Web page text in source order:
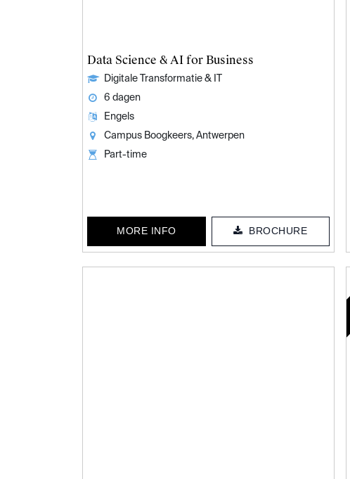
Data Science & AI for Business
Digitale Transformatie & IT
6 dagen
Engels
Campus Boogkeers, Antwerpen
Part-time
MORE INFO BROCHURE